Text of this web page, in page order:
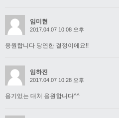
임미현
2017.04.07 10:08 오후
응원합니다 당연한 결정이에요!!
임하진
2017.04.07 10:28 오후
용기있는 대처 응원합니다^^